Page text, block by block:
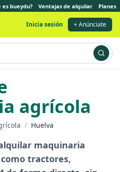
es bueydu? Ventajas de alquilar Planes
Inicia sesión + Anúnciate
agrícola
/ Huelva
maquinaria
tractores,